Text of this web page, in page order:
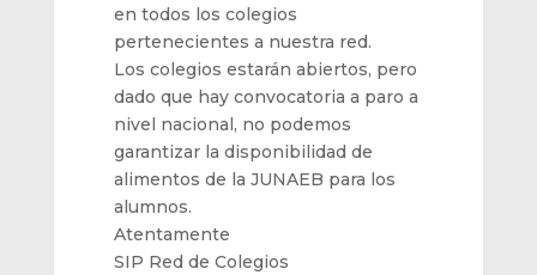
en todos los colegios
pertenecientes a nuestra red.
Los colegios estarán abiertos, pero
dado que hay convocatoria a paro a
nivel nacional, no podemos
garantizar la disponibilidad de
alimentos de la JUNAEB para los
alumnos.
Atentamente
SIP Red de Colegios